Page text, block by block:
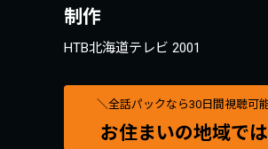
制作
HTB北海道テレビ 2001
＼全話パックなら30日間視聴可
お住まいの地域で